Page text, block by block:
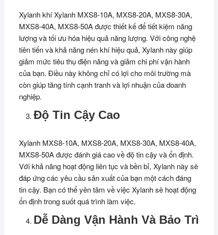
Xylanh khí Xylanh MXS8-10A, MXS8-20A, MXS8-30A,
MXS8-40A, MXS8-50A được thiết kế để tiết kiệm năng
lượng và tối ưu hóa hiệu quả năng lượng. Với công nghệ
tiên tiến và khả năng nén khí hiệu quả, Xylanh này giúp
giảm mức tiêu thụ điện năng và giảm chi phí vận hành
của bạn. Điều này không chỉ có lợi cho môi trường mà
còn giúp tăng tính cạnh tranh và lợi nhuận của doanh
nghiệp.
Độ Tin Cậy Cao
Xylanh MXS8-10A, MXS8-20A, MXS8-30A, MXS8-40A,
MXS8-50A được đánh giá cao về độ tin cậy và ổn định.
Với khả năng hoạt động liên tục và bền bỉ, Xylanh này sẽ
đáp ứng các yêu cầu sản xuất của bạn một cách đáng
tin cậy. Bạn có thể yên tâm về việc Xylanh sẽ hoạt động
ổn định trong suốt quá trình làm việc.
Dễ Dàng Vận Hành Và Bảo Trì